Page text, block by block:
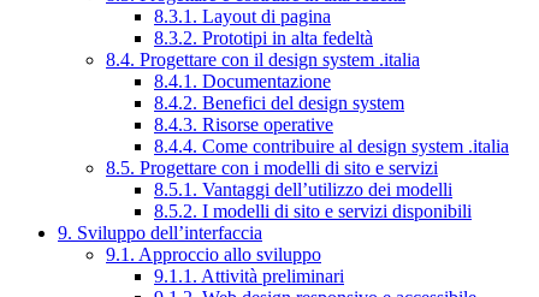
8.3.1. Layout di pagina
8.3.2. Prototipi in alta fedeltà
8.4. Progettare con il design system .italia
8.4.1. Documentazione
8.4.2. Benefici del design system
8.4.3. Risorse operative
8.4.4. Come contribuire al design system .italia
8.5. Progettare con i modelli di sito e servizi
8.5.1. Vantaggi dell’utilizzo dei modelli
8.5.2. I modelli di sito e servizi disponibili
9. Sviluppo dell’interfaccia
9.1. Approccio allo sviluppo
9.1.1. Attività preliminari